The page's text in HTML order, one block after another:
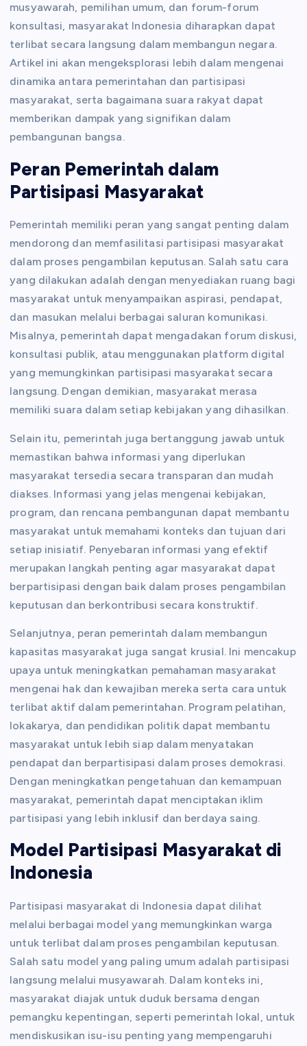
musyawarah, pemilihan umum, dan forum-forum
konsultasi, masyarakat Indonesia diharapkan dapat
terlibat secara langsung dalam membangun negara.
Artikel ini akan mengeksplorasi lebih dalam mengenai
dinamika antara pemerintahan dan partisipasi
masyarakat, serta bagaimana suara rakyat dapat
memberikan dampak yang signifikan dalam
pembangunan bangsa.
Peran Pemerintah dalam
Partisipasi Masyarakat
Pemerintah memiliki peran yang sangat penting dalam
mendorong dan memfasilitasi partisipasi masyarakat
dalam proses pengambilan keputusan. Salah satu cara
yang dilakukan adalah dengan menyediakan ruang bagi
masyarakat untuk menyampaikan aspirasi, pendapat,
dan masukan melalui berbagai saluran komunikasi.
Misalnya, pemerintah dapat mengadakan forum diskusi,
konsultasi publik, atau menggunakan platform digital
yang memungkinkan partisipasi masyarakat secara
langsung. Dengan demikian, masyarakat merasa
memiliki suara dalam setiap kebijakan yang dihasilkan.
Selain itu, pemerintah juga bertanggung jawab untuk
memastikan bahwa informasi yang diperlukan
masyarakat tersedia secara transparan dan mudah
diakses. Informasi yang jelas mengenai kebijakan,
program, dan rencana pembangunan dapat membantu
masyarakat untuk memahami konteks dan tujuan dari
setiap inisiatif. Penyebaran informasi yang efektif
merupakan langkah penting agar masyarakat dapat
berpartisipasi dengan baik dalam proses pengambilan
keputusan dan berkontribusi secara konstruktif.
Selanjutnya, peran pemerintah dalam membangun
kapasitas masyarakat juga sangat krusial. Ini mencakup
upaya untuk meningkatkan pemahaman masyarakat
mengenai hak dan kewajiban mereka serta cara untuk
terlibat aktif dalam pemerintahan. Program pelatihan,
lokakarya, dan pendidikan politik dapat membantu
masyarakat untuk lebih siap dalam menyatakan
pendapat dan berpartisipasi dalam proses demokrasi.
Dengan meningkatkan pengetahuan dan kemampuan
masyarakat, pemerintah dapat menciptakan iklim
partisipasi yang lebih inklusif dan berdaya saing.
Model Partisipasi Masyarakat di
Indonesia
Partisipasi masyarakat di Indonesia dapat dilihat
melalui berbagai model yang memungkinkan warga
untuk terlibat dalam proses pengambilan keputusan.
Salah satu model yang paling umum adalah partisipasi
langsung melalui musyawarah. Dalam konteks ini,
masyarakat diajak untuk duduk bersama dengan
pemangku kepentingan, seperti pemerintah lokal, untuk
mendiskusikan isu-isu penting yang mempengaruhi